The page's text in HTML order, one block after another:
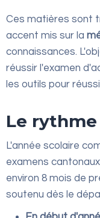
Ces matières sont
accent mis sur la
connaissances.
réussir l'examen
les outils pour
Le
L'année scolaire
examens
environ 8 mois de
soutenu dès le